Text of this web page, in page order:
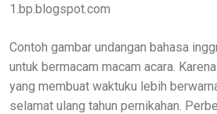
1.bp.blogspot.com
Contoh gambar undangan bahasa
untuk bermacam macam acara.
yang membuat waktuku lebih
selamat ulang tahun pernikahan.